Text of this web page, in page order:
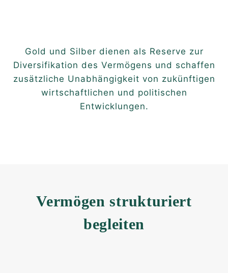
Gold und Silber dienen als Reserve zur
Diversifikation des Vermögens und schaffen
zusätzliche Unabhängigkeit von zukünftigen
wirtschaftlichen und politischen
Entwicklungen.
Vermögen strukturiert
begleiten